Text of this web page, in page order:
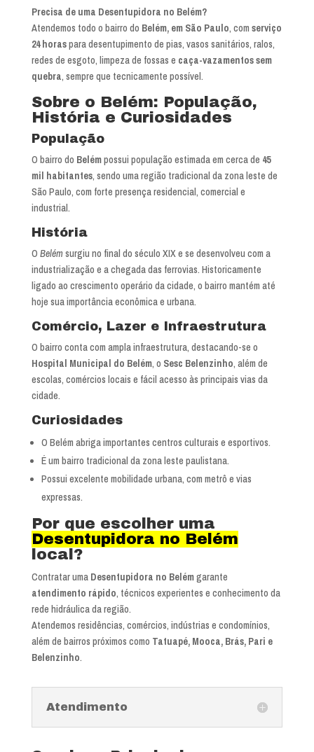
Precisa de uma Desentupidora no Belém?
Atendemos todo o bairro do Belém, em São Paulo, com serviço
24 horaspara desentupimento de pias, vasos sanitários, ralos,
redes de esgoto, limpeza de fossas e caça-vazamentos sem
quebra, sempre que tecnicamente possível.
Sobre o Belém: População,
História e Curiosidades
População
O bairro do Belémpossui população estimada em cerca de 45
mil habitantes, sendo uma região tradicional da zona leste de
São Paulo, com forte presença residencial, comercial e
industrial.
História
O Belém surgiu no final do século XIX e se desenvolveu com a
industrialização e a chegada das ferrovias. Historicamente
ligado ao crescimento operário da cidade, o bairro mantém até
hoje sua importância econômica e urbana.
Comércio, Lazer e Infraestrutura
O bairro conta com ampla infraestrutura, destacando-se o
Hospital Municipal do Belém, o Sesc Belenzinho, além de
escolas, comércios locais e fácil acesso às principais vias da
cidade.
Curiosidades
O Belém abriga importantes centros culturais e esportivos.
É um bairro tradicional da zona leste paulistana.
Possui excelente mobilidade urbana, com metrô e vias
expressas.
Por que escolher uma
Desentupidora no Belém
local?
Contratar uma Desentupidora no Belémgarante
atendimento rápido, técnicos experientes e conhecimento da
rede hidráulica da região.
Atendemos residências, comércios, indústrias e condomínios,
além de bairros próximos como Tatuapé, Mooca, Brás, Pari e
Belenzinho.
Atendimento